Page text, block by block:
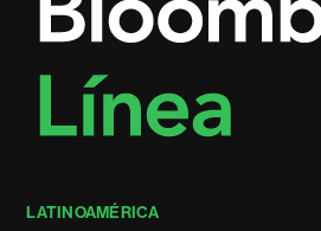
LATINOAMÉRICA